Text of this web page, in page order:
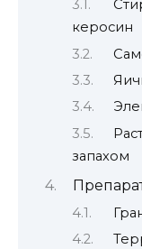
керосин
запахом